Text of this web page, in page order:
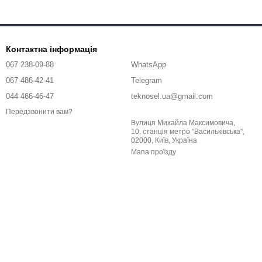
Контактна інформація
067 238-09-88
067 486-42-41
044 466-46-47
Передзвонити вам?
WhatsApp
Telegram
teknosel.ua@gmail.com
Вулиця Михайла Максимовича,
10, станція метро "Васильківська",
02000, Київ, Україна
Мапа проїзду